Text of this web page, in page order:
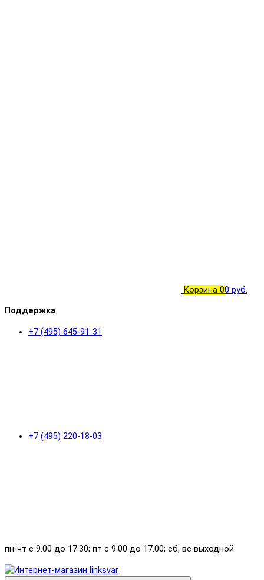
Корзина 00 руб.
Поддержка
+7 (495) 645-91-31
+7 (495) 220-18-03
пн-чт с 9.00 до 17.30; пт с 9.00 до 17.00; сб, вс выходной.